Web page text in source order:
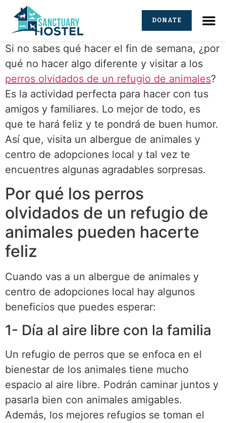
DONATE
Si no sabes qué hacer el fin de semana, ¿por
qué no hacer algo diferente y visitar a los
perros olvidados de un refugio de animales?
Es la actividad perfecta para hacer con tus
amigos y familiares. Lo mejor de todo, es
que te hará feliz y te pondrá de buen humor.
Así que, visita un albergue de animales y
centro de adopciones local y tal vez te
encuentres algunas agradables sorpresas.
Por qué los perros
olvidados de un refugio de
animales pueden hacerte
feliz
Cuando vas a un albergue de animales y
centro de adopciones local hay algunos
beneficios que puedes esperar:
1- Día al aire libre con la familia
Un refugio de perros que se enfoca en el
bienestar de los animales tiene mucho
espacio al aire libre. Podrán caminar juntos y
pasarla bien con animales amigables.
Además, los mejores refugios se toman el